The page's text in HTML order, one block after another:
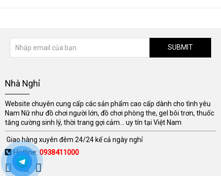
SUBMIT
Nhà Nghỉ
Website chuyên cung cấp các sản phẩm cao cấp dành cho tình yêu
Nam Nữ như đồ chơi người lớn, đồ chơi phòng the, gel bôi trơn, thuốc
tăng cường sinh lý, thời trang gợi cảm... uy tín tại Việt Nam
Giao hàng xuyên đêm 24/24 kể cả ngày nghỉ
Hotline:0938411000